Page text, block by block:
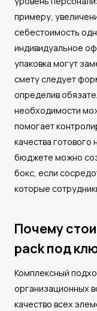
примеру,
себестоимость
индивидуальное
упаковка могут
смету следует
определив
необходимости
помогает
качества
бюджете можно
бокс, если
которые
Почему
pack под
Комплексный
организационных
качество всех